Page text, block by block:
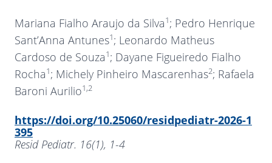
Mariana Fialho Araujo da Silva1; Pedro Henrique
Sant’Anna Antunes1; Leonardo Matheus
Cardoso de Souza1; Dayane Figueiredo Fialho
Rocha1; Michely Pinheiro Mascarenhas2; Rafaela
Baroni Aurilio1,2
https://doi.org/10.25060/residpediatr-2026-1
395
Resid Pediatr. 16(1), 1-4